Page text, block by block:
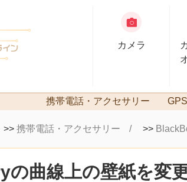
カメラ
携帯電話・アクセサリー
>> 携帯電話・アクセサリー >>
曲線上の壁紙を変